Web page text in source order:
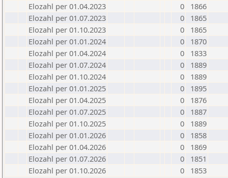
Elozahl per 01.04.2023
0
1866
Elozahl per 01.07.2023
0
1865
Elozahl per 01.10.2023
0
1865
Elozahl per 01.01.2024
0
1870
Elozahl per 01.04.2024
0
1833
Elozahl per 01.07.2024
0
1889
Elozahl per 01.10.2024
0
1889
Elozahl per 01.01.2025
0
1895
Elozahl per 01.04.2025
0
1876
Elozahl per 01.07.2025
0
1887
Elozahl per 01.10.2025
0
1889
Elozahl per 01.01.2026
0
1858
Elozahl per 01.04.2026
0
1869
Elozahl per 01.07.2026
0
1851
Elozahl per 01.10.2026
0 1853